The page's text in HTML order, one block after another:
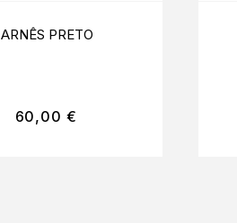
ARNÊS PRETO
60,00 €